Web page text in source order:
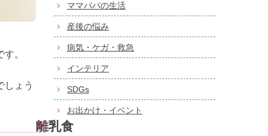
。
しょう
ママパパの生活
産後の悩み
病気・ケガ・救急
インテリア
SDGs
お出かけ・イベント
離乳食